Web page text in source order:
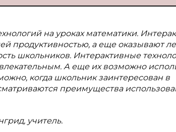
на уроках математики.
продуктивностью, а еще оказывают
школьников. Интерактивные
А еще их возможно
когда школьник заинтересован в
преимущества
учитель.